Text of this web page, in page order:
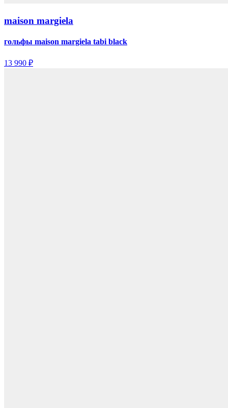
maison margiela
гольфы maison margiela tabi black
13 990 ₽